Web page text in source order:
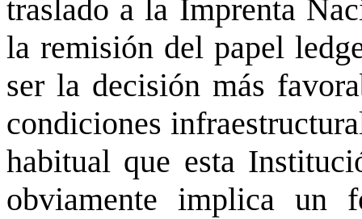
traslado a la Imprenta
la remisión del papel
ser la decisión más
condiciones
habitual que esta
obviamente implica un